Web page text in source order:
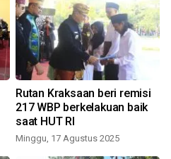
Rutan Kraksaan beri remisi
217 WBP berkelakuan baik
saat HUT RI
Minggu, 17 Agustus 2025